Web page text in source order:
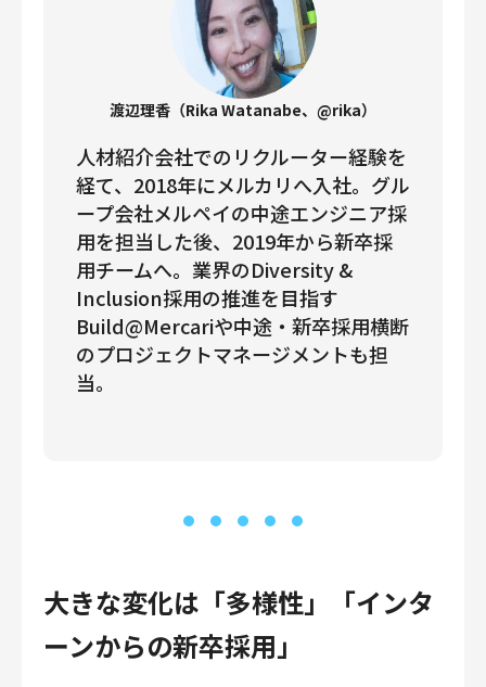
渡辺理香（Rika Watanabe、@rika）
人材紹介会社でのリクルーター経験を
経て、2018年にメルカリへ入社。グル
ープ会社メルペイの中途エンジニア採
用を担当した後、2019年から新卒採
用チームへ。業界のDiversity &
Inclusion採用の推進を目指す
Build@Mercariや中途・新卒採用横断
のプロジェクトマネージメントも担
当。
大きな変化は「多様性」「インタ
ーンからの新卒採用」